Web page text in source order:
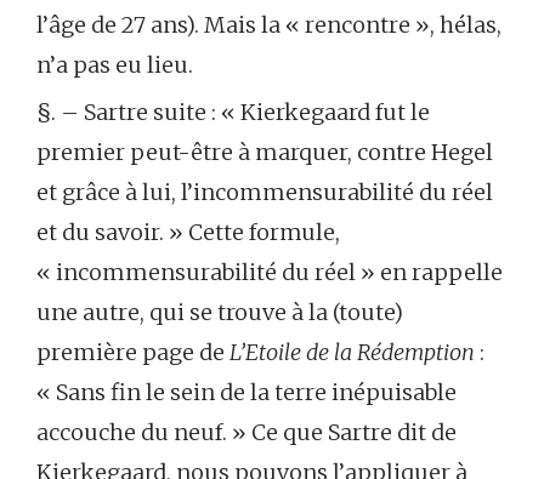
l’âge de 27 ans). Mais la « rencontre », hélas,
n’a pas eu lieu.
§. – Sartre suite : « Kierkegaard fut le
premier peut-être à marquer, contre Hegel
et grâce à lui, l’incommensurabilité du réel
et du savoir. » Cette formule,
« incommensurabilité du réel » en rappelle
une autre, qui se trouve à la (toute)
première page de L’Etoile de la Rédemption :
« Sans fin le sein de la terre inépuisable
accouche du neuf. » Ce que Sartre dit de
Kierkegaard, nous pouvons l’appliquer à